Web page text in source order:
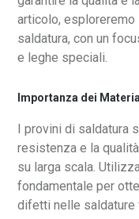
articolo, esploreremo
saldatura, con un
e leghe speciali.
Importanza dei
I provini di
resistenza e la
su larga scala.
fondamentale per
difetti nelle saldature